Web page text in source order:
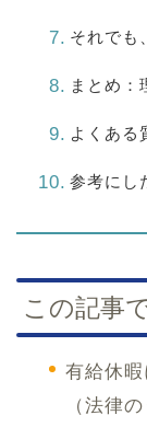
それでも
まとめ：
よくある
参考にし
この記事
有給休
（法律